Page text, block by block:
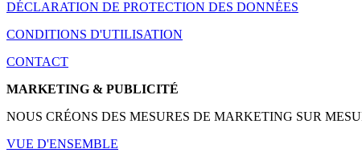
DÉCLARATION DE PROTECTION DES DONNÉES
CONDITIONS D'UTILISATION
CONTACT
MARKETING & PUBLICITÉ
NOUS CRÉONS DES MESURES DE MARKETING SUR
VUE D'ENSEMBLE